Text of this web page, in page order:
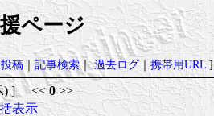
ページ
稿｜記事検索｜過去ログ｜携帯用URL]
示) ] <<0>>
表示